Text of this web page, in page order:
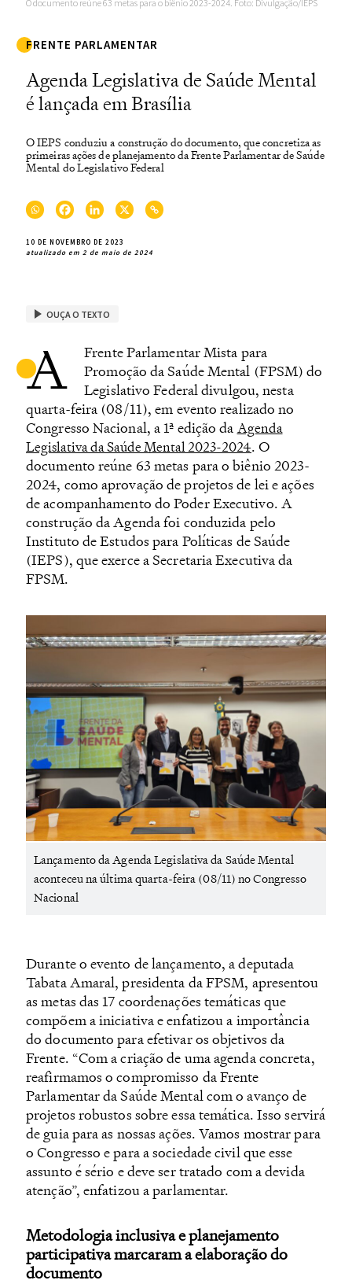
O documento reúne 63 metas para o biênio 2023-2024. Foto: Divulgação/IEPS
FRENTE PARLAMENTAR
Agenda Legislativa de Saúde Mental
é lançada em Brasília
O IEPS conduziu a construção do documento, que concretiza as
primeiras ações de planejamento da Frente Parlamentar de Saúde
Mental do Legislativo Federal
10 DE NOVEMBRO DE 2023
atualizado em 2 de maio de 2024
OUÇA O TEXTO
A
Frente Parlamentar Mista para
Promoção da Saúde Mental (FPSM) do
Legislativo Federal divulgou, nesta
quarta-feira (08/11), em evento realizado no
Congresso Nacional, a 1ª edição da Agenda
Legislativa da Saúde Mental 2023-2024. O
documento reúne 63 metas para o biênio 2023-
2024, como aprovação de projetos de lei e ações
de acompanhamento do Poder Executivo. A
construção da Agenda foi conduzida pelo
Instituto de Estudos para Políticas de Saúde
(IEPS), que exerce a Secretaria Executiva da
FPSM.
Lançamento da Agenda Legislativa da Saúde Mental
aconteceu na última quarta-feira (08/11) no Congresso
Nacional
Durante o evento de lançamento, a deputada
Tabata Amaral, presidenta da FPSM, apresentou
as metas das 17 coordenações temáticas que
compõem a iniciativa e enfatizou a importância
do documento para efetivar os objetivos da
Frente. “Com a criação de uma agenda concreta,
reafirmamos o compromisso da Frente
Parlamentar da Saúde Mental com o avanço de
projetos robustos sobre essa temática. Isso servirá
de guia para as nossas ações. Vamos mostrar para
o Congresso e para a sociedade civil que esse
assunto é sério e deve ser tratado com a devida
atenção”, enfatizou a parlamentar.
Metodologia inclusiva e planejamento
participativa marcaram a elaboração do
documento